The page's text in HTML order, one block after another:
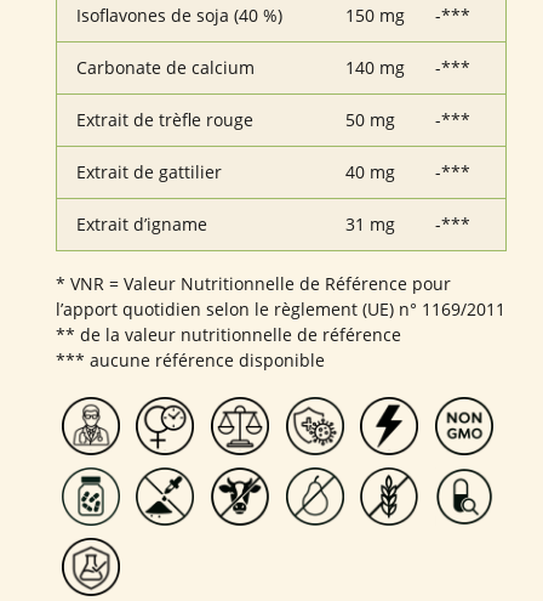
Isoflavones de soja (40 %) 150 mg -***
Carbonate de calcium 140 mg -***
Extrait de trèfle rouge 50 mg -***
Extrait de gattilier 40 mg -***
Extrait d’igname 31 mg -***
* VNR = Valeur Nutritionnelle de Référence pour
l’apport quotidien selon le règlement (UE) n° 1169/2011
** de la valeur nutritionnelle de référence
*** aucune référence disponible